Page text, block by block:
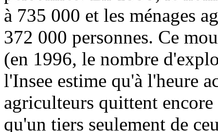
à 735 000 et les ménages
372 000 personnes. Ce
(en 1996, le nombre
l'Insee estime qu'à l'heure
agriculteurs quittent
qu'un tiers seulement de